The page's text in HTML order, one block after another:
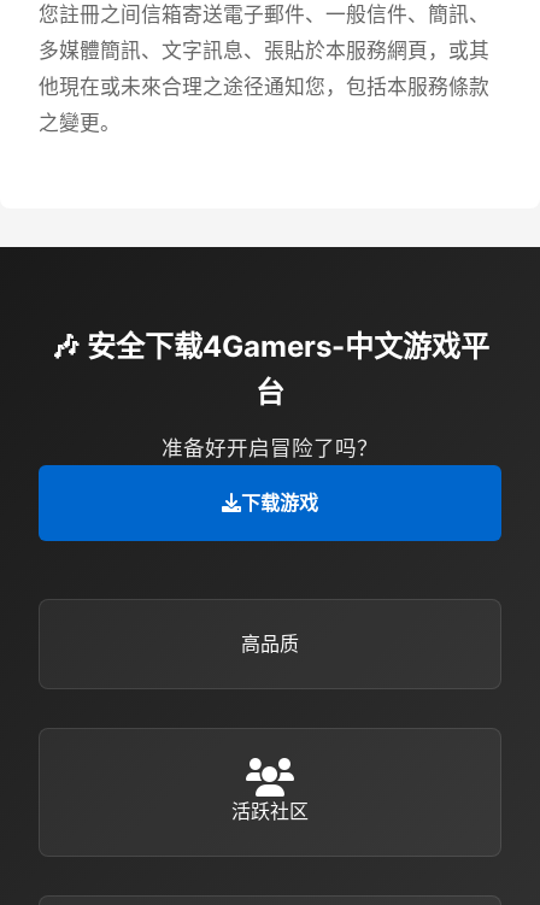
您註冊之间信箱寄送電子郵件、一般信件、簡訊、
多媒體簡訊、文字訊息、張貼於本服務網頁，或其
他現在或未來合理之途径通知您，包括本服務條款
之變更。
🎶 安全下载4Gamers-中文游戏平
台
准备好开启冒险了吗？
下载游戏
高品质
活跃社区